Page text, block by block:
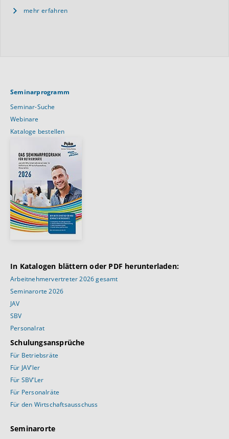
mehr erfahren
Seminarprogramm
Seminar-Suche
Webinare
Kataloge bestellen
In Katalogen blättern oder PDF herunterladen:
Arbeitnehmervertreter 2026 gesamt
Seminarorte 2026
JAV
SBV
Personalrat
Schulungsansprüche
Für Betriebsräte
Für JAV’ler
Für SBV’Ler
Für Personalräte
Für den Wirtschaftsausschuss
Seminarorte